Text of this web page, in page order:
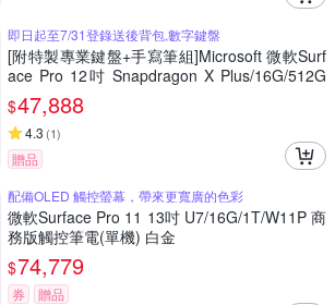
即日起至7/31登錄送後背包,數字鍵盤
[附特製專業鍵盤+手寫筆組]Microsoft 微軟Surf
ace Pro 12吋 Snapdragon X Plus/16G/512G
白金平板筆電EP2-27672
$47,888
4.3 (1)
贈品
配備OLED 觸控螢幕，帶來更寬廣的色彩
微軟Surface Pro 11 13吋 U7/16G/1T/W11P 商
務版觸控筆電(單機) 白金
$74,779
券 贈品